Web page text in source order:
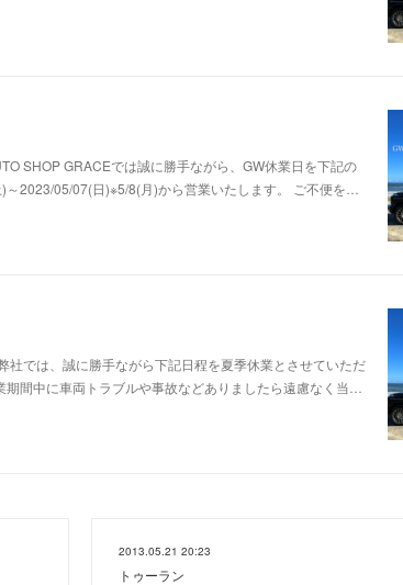
SHOP GRACEでは誠に勝手ながら、GW休業日を下記の
2023/05/07(日)※5/8(月)から営業いたします。 ご不便を…
では、誠に勝手ながら下記日程を夏季休業とさせていただ
間中に車両トラブルや事故などありましたら遠慮なく当…
2013.05.21 20:23
トゥーラン